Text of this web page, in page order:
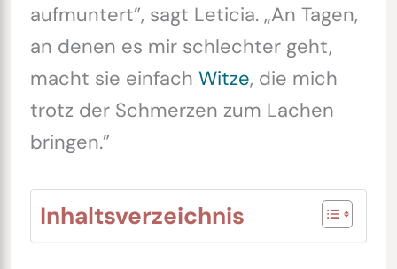
aufmuntert”, sagt Leticia. „An Tagen,
an denen es mir schlechter geht,
macht sie einfach Witze, die mich
trotz der Schmerzen zum Lachen
bringen.”
Inhaltsverzeichnis